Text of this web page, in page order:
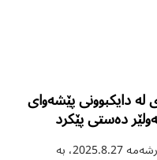
‬لە دایكبوونی‮ ‬پێشەوای‮
دەستى پێکرد
ئەربیل لایف || زێرەڤان عبداللە ئەمڕۆ چوارشەمە 2025.8.27، بە